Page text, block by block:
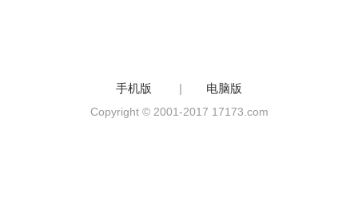
手机版 | 电脑版
Copyright © 2001-2017 17173.com